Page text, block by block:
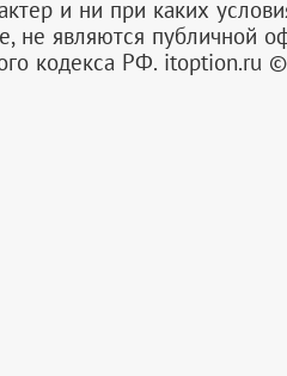
и ни при каких
не являются публичной
кодекса РФ. itoption.ru